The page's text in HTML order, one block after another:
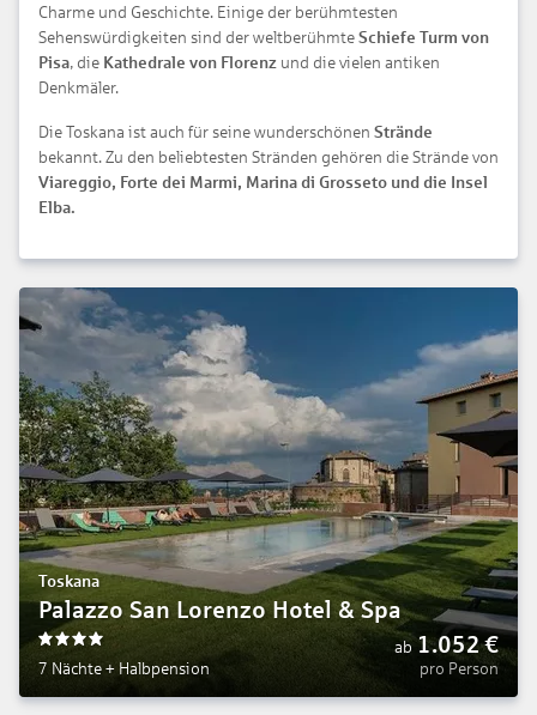
Charme und Geschichte. Einige der berühmtesten
Sehenswürdigkeiten sind der weltberühmte Schiefe Turm von
Pisa, die Kathedrale von Florenz und die vielen antiken
Denkmäler.
Die Toskana ist auch für seine wunderschönen Strände
bekannt. Zu den beliebtesten Stränden gehören die Strände von
Viareggio, Forte dei Marmi, Marina di Grosseto und die Insel
Elba.
Toskana
Palazzo San Lorenzo Hotel & Spa
7 Nächte + Halbpension
ab 1.052€
pro Person